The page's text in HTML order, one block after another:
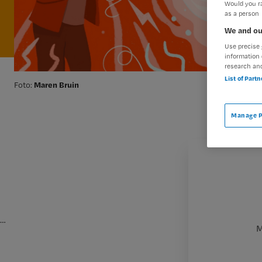
Foto: Maren Bruin
…
Would you
as a person
We and
Use
information
research
List of
Manage